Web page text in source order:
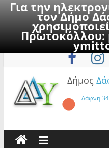
Για την
τον Δήμο
Πρωτοκόλλου:
to
Παρασκευή,
Δήμος
Δάφνη